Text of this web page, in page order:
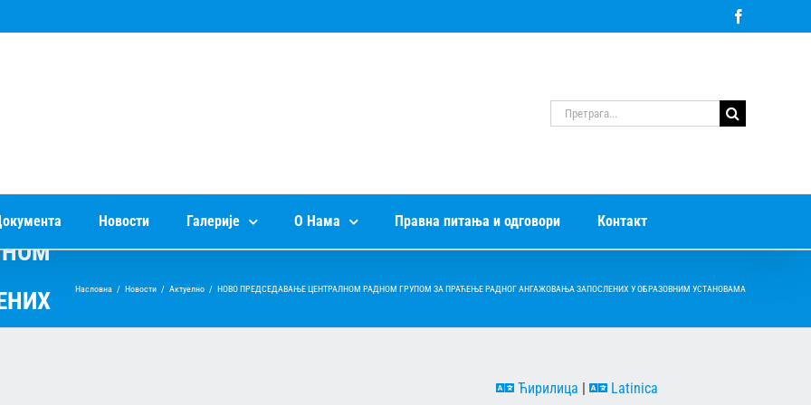
Претрага
за:
Новости Галерије О Нама Правна питања и одговори Контакт
Насловна / Новости / Актуелно / НОВО ПРЕДСЕДАВАЊЕ ЦЕНТРАЛНОМ РАДНОМ ГРУПОМ ЗА ПРАЋЕЊЕ РАДНОГ АНГАЖОВАЊА ЗАПОСЛЕНИХ У ОБРАЗОВНИМ УСТАНОВАМА
Ћирилица Latinica